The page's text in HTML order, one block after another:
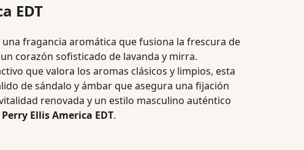
EDT
fragancia aromática que fusiona la frescura de
corazón sofisticado de lavanda y mirra.
que valora los aromas clásicos y limpios, esta
de sándalo y ámbar que asegura una fijación
renovada y un estilo masculino auténtico
Perry Ellis America EDT.